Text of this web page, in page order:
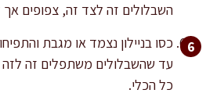
השבלולים זה לצד זה, צפופים אך
כסו בניילון נצמד או מגבת
עד שהשבלולים משתפלים זה
כל הכלי.